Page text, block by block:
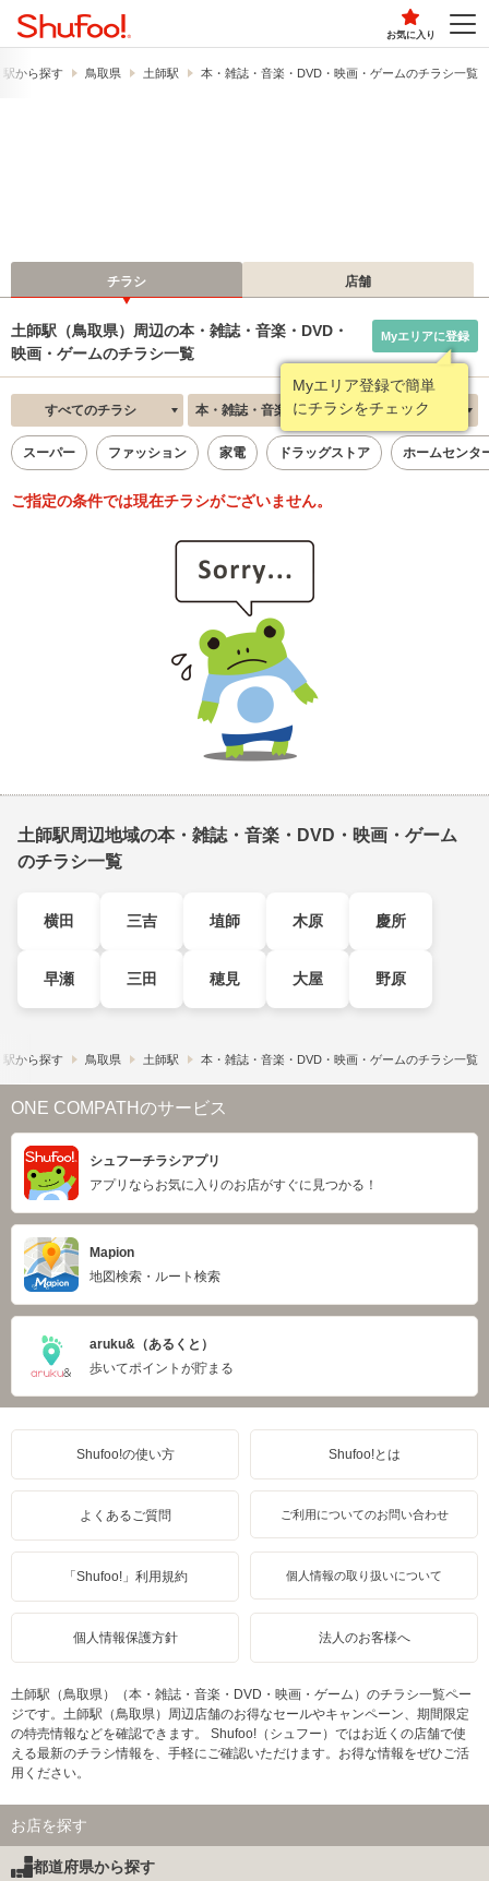
お気に入り
駅から探す 鳥取県 土師駅 本・雑誌・音楽・DVD・映画・ゲームのチラシ一覧
チラシ 店舗
土師駅（鳥取県）周辺の本・雑誌・音楽・DVD・
映画・ゲームのチラシ一覧
Myエリア登録で簡単
にチラシをチェック
Myエリアに登録
すべてのチラシ 本・雑誌・音楽・DVD・映画・ゲーム 新着順
スーパー ファッション 家電 ドラッグストア ホームセンタ
ご指定の条件では現在チラシがございません。
土師駅周辺地域の本・雑誌・音楽・DVD・映画・ゲーム
のチラシ一覧
横田 三吉 埴師 木原 慶所
早瀬 三田 穂見 大屋 野原
駅から探す 鳥取県 土師駅 本・雑誌・音楽・DVD・映画・ゲームのチラシ一覧
ONE COMPATHのサービス
シュフーチラシアプリ
アプリならお気に入りのお店がすぐに見つかる！
Mapion
地図検索・ルート検索
aruku&（あるくと）
歩いてポイントが貯まる
Shufoo!の使い方 Shufoo!とは
よくあるご質問 ご利用についてのお問い合わせ
「Shufoo!」利用規約 個人情報の取り扱いについて
個人情報保護方針 法人のお客様へ
土師駅（鳥取県）（本・雑誌・音楽・DVD・映画・ゲーム）のチラシ一覧ペー
ジです。土師駅（鳥取県）周辺店舗のお得なセールやキャンペーン、期間限定
の特売情報などを確認できます。 Shufoo!（シュフー）ではお近くの店舗で使
える最新のチラシ情報を、手軽にご確認いただけます。お得な情報をぜひご活
用ください。
お店を探す
都道府県から探す